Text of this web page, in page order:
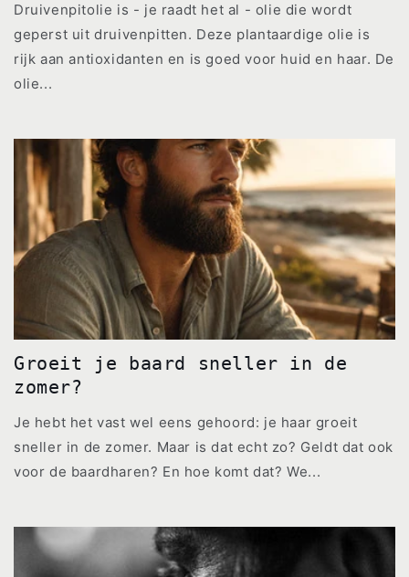
Druivenpitolie is - je raadt het al - olie die wordt
geperst uit druivenpitten. Deze plantaardige olie is
rijk aan antioxidanten en is goed voor huid en haar. De
olie...
Groeit je baard sneller in de
zomer?
Je hebt het vast wel eens gehoord: je haar groeit
sneller in de zomer. Maar is dat echt zo? Geldt dat ook
voor de baardharen? En hoe komt dat? We...